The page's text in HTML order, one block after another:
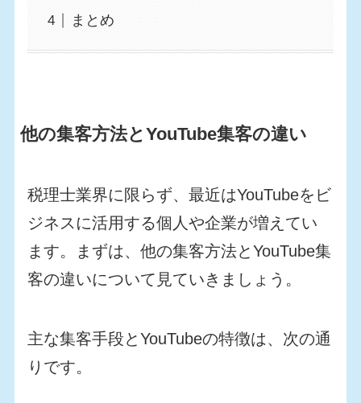
まとめ
他の集客方法とYouTube集客の違い
税理士業界に限らず、最近はYouTubeをビ
ジネスに活用する個人や企業が増えてい
ます。まずは、他の集客方法とYouTube集
客の違いについて見ていきましょう。
主な集客手段とYouTubeの特徴は、次の通
りです。